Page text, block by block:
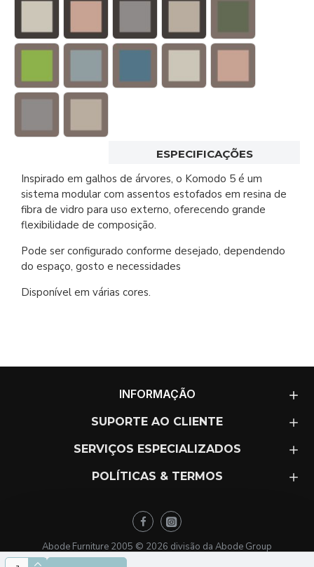
ESPECIFICAÇÕES
Inspirado em galhos de árvores, o Komodo 5 é um
sistema modular com assentos estofados em resina de
fibra de vidro para uso externo, oferecendo grande
flexibilidade de composição.
Pode ser configurado conforme desejado, dependendo
do espaço, gosto e necessidades
Disponível em várias cores.
INFORMAÇÃO
SUPORTE AO CLIENTE
SERVIÇOS ESPECIALIZADOS
POLÍTICAS & TERMOS
Abode Furniture 2005 © 2026 divisão da Abode Group